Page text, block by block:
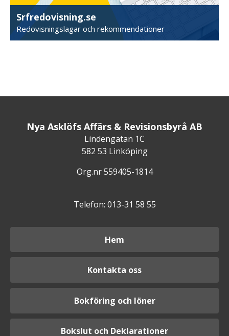
Srfredovisning.se
Redovisningslagar och rekommendationer
Nya Asklöfs Affärs & Revisionsbyrå AB
Lindengatan 1C
582 53 Linköping
Org.nr 559405-1814
Telefon: 013-31 58 55
Hem
Kontakta oss
Bokföring och löner
Bokslut och Deklarationer